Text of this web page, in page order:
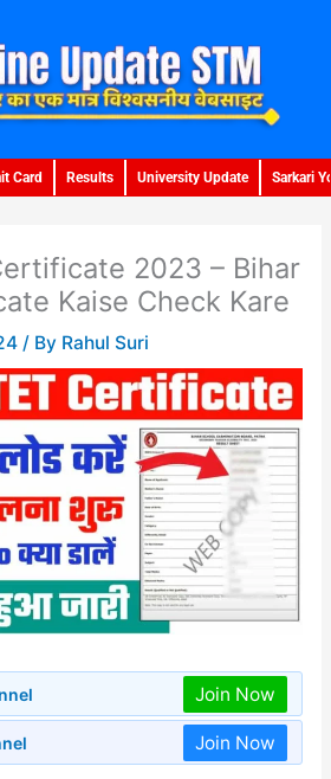
Card Results University Update Sarkari
2023 – Bihar
Kaise Check Kare
/ By Rahul Suri
Join Now
Join Now